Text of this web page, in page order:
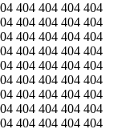
404 404 404 404
404 404 404 404
404 404 404 404
404 404 404 404
404 404 404 404
404 404 404 404
404 404 404 404
404 404 404 404
404 404 404 404